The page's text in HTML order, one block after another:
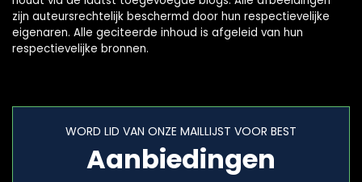
zijn auteursrechtelijk beschermd door hun respectievelijke
eigenaren. Alle geciteerde inhoud is afgeleid van hun
respectievelijke bronnen.
WORD LID VAN ONZE MAILLIJST VOOR BEST
Aanbiedingen